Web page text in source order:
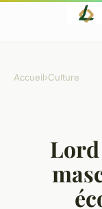
Accueil›Culture